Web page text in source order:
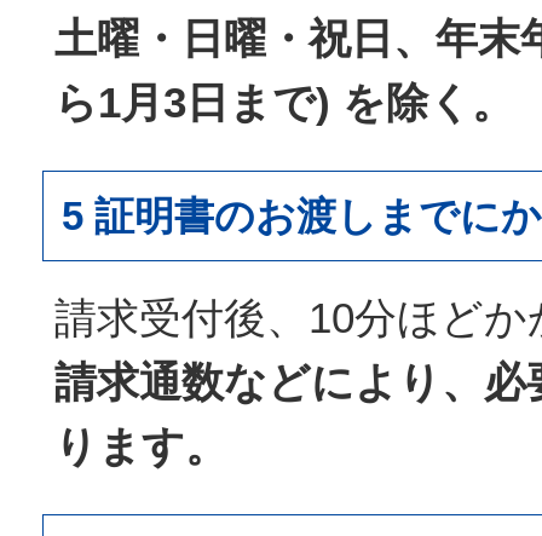
土曜・日曜・祝日、年末
ら1月3日まで) を除く。
5 証明書のお渡しまでに
請求受付後、10分ほど
請求通数などにより、必
ります。